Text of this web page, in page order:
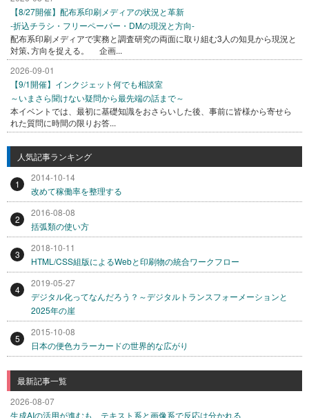
【8/27開催】配布系印刷メディアの状況と革新
-折込チラシ・フリーペーパー・DMの現況と方向-
配布系印刷メディアで実務と調査研究の両面に取り組む3人の知見から現況と
対策､方向を捉える。 企画...
2026-09-01
【9/1開催】インクジェット何でも相談室
～いまさら聞けない疑問から最先端の話まで～
本イベントでは、最初に基礎知識をおさらいした後、事前に皆様から寄せら
れた質問に時間の限りお答...
人気記事ランキング
1
2014-10-14
改めて稼働率を整理する
2
2016-08-08
括弧類の使い方
3
2018-10-11
HTML/CSS組版によるWebと印刷物の統合ワークフロー
4
2019-05-27
デジタル化ってなんだろう？～デジタルトランスフォーメーションと
2025年の崖
5
2015-10-08
日本の便色カラーカードの世界的な広がり
最新記事一覧
2026-08-07
生成AIの活用が進むも、テキスト系と画像系で反応は分かれる